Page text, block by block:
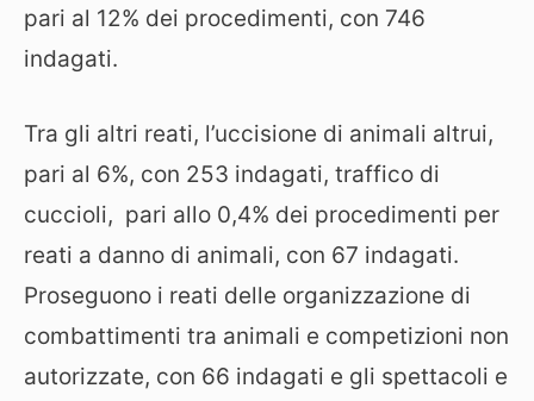
pari al 12% dei procedimenti, con 746
indagati.
Tra gli altri reati, l’uccisione di animali altrui,
pari al 6%, con 253 indagati, traffico di
cuccioli, pari allo 0,4% dei procedimenti per
reati a danno di animali, con 67 indagati.
Proseguono i reati delle organizzazione di
combattimenti tra animali e competizioni non
autorizzate, con 66 indagati e gli spettacoli e